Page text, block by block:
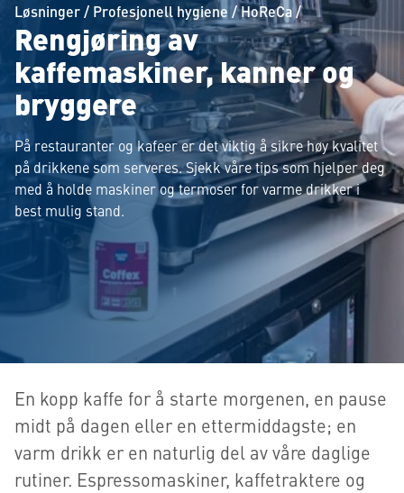
Løsninger/ Profesjonell hygiene /HoReCa/
Rengjøring av
kaffemaskiner, kanner og
bryggere
På restauranter og kafeer er det viktig å sikre høy kvalitet
på drikkene som serveres. Sjekk våre tips som hjelper deg
med å holde maskiner og termoser for varme drikker i
best mulig stand.
En kopp kaffe for å starte morgenen, en pause
midt på dagen eller en ettermiddagste; en
varm drikk er en naturlig del av våre daglige
rutiner. Espressomaskiner, kaffetraktere og